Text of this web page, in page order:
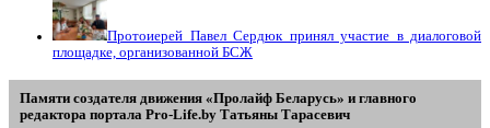
Протоиерей Павел Сердюк принял участие в диалоговой
площадке, организованной БСЖ
Памяти создателя движения «Пролайф Беларусь» и главного
редактора портала Pro-Life.by Tатьяны Tарасевич